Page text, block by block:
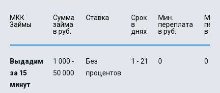
МКК
Займы
Сумма
займа
в руб.
Ставка
Срок
в
днях
Мин.
переплата
в руб.
в
Выдадим
за 15
минут
1 000 -
50 000
Без
процентов
1 - 21 0 0